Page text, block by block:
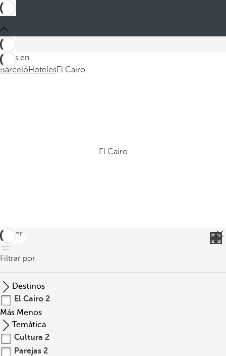
Estás en
BarcelóHotelesEl Cairo
El Cairo
volver
Filtrar por
Destinos
El Cairo 2
Más Menos
Temática
Cultura 2
Parejas 2